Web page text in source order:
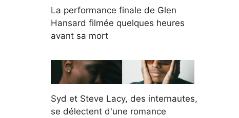
La performance finale de Glen
Hansard filmée quelques heures
avant sa mort
Syd et Steve Lacy, des internautes,
se délectent d'une romance